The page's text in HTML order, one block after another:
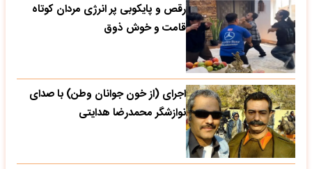
رقص و پایکوبی پر انرژی مردان کوتاه
قامت و خوش ذوق
اجرای (از خون جوانان وطن) با صدای
نوازشگر محمدرضا هدایتی